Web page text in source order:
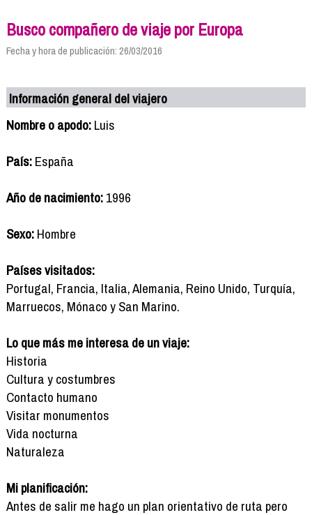
Busco compañero de viaje por Europa
Fecha y hora de publicación: 26/03/2016
Información general del viajero
Nombre o apodo:Luis
País:España
Año de nacimiento:1996
Sexo:Hombre
Países visitados:
Portugal, Francia, Italia, Alemania, Reino Unido, Turquía,
Marruecos, Mónaco y San Marino.
Lo que más me interesa de un viaje:
Historia
Cultura y costumbres
Contacto humano
Visitar monumentos
Vida nocturna
Naturaleza
Mi planificación:
Antes de salir me hago un plan orientativo de ruta pero